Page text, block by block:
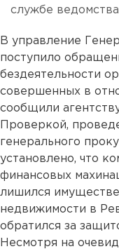
службе
В управление
поступило
бездеятельности
совершенных в
сообщили
Проверкой,
генерального
установлено, что
финансовых
лишился
недвижимости в
обратился за
Несмотря на